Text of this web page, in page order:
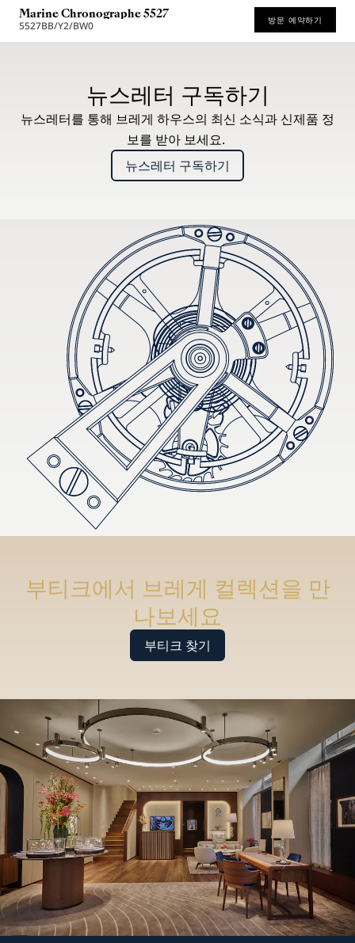
Marine Chronographe 5527
5527BB/Y2/BW0 방문 예약하기
뉴스레터 구독하기
뉴스레터를 통해 브레게 하우스의 최신 소식과 신제품 정
보를 받아 보세요.
뉴스레터 구독하기
부티크에서 브레게 컬렉션을 만
나보세요
부티크 찾기